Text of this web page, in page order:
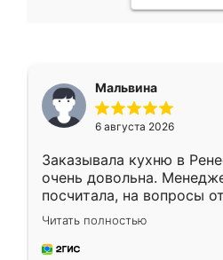
Мальвина
6 августа 2026
Заказывала кухню в
очень довольна.
посчитала, на вопросы
Замерщик приехал в
делу со всей
за день, ребята работали
Читать полностью